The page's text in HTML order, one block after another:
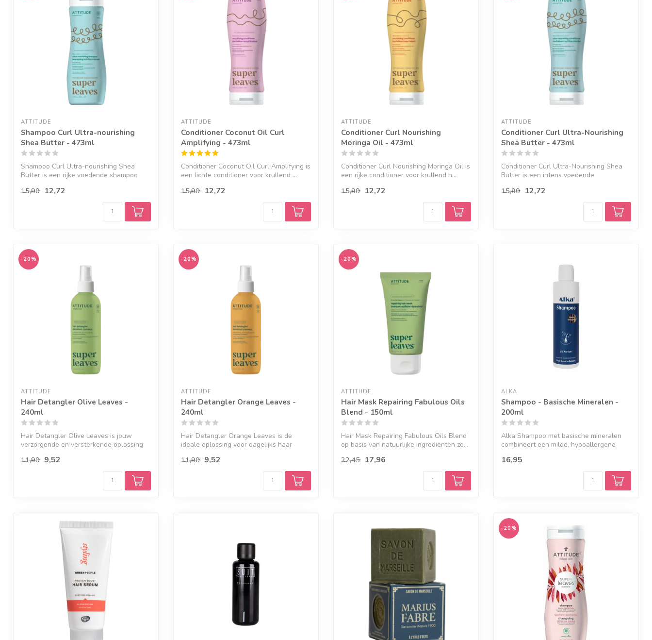
ATTITUDE
Shampoo Curl Ultra-nourishing
Shea Butter - 473ml
Shampoo Curl Ultra-nourishing Shea
Butter is een rijke voedende shampoo
15,90 12,72
ATTITUDE
Conditioner Coconut Oil Curl
Amplifying - 473ml
Conditioner Coconut Oil Curl Amplifying is
een lichte conditioner voor krullend ...
15,90 12,72
ATTITUDE
Conditioner Curl Nourishing
Moringa Oil - 473ml
Conditioner Curl Nourishing Moringa Oil is
een rijke conditioner voor krullend h...
15,90 12,72
ATTITUDE
Conditioner Curl Ultra-Nourishing
Shea Butter - 473ml
Conditioner Curl Ultra-Nourishing Shea
Butter is een intens voedende
15,90 12,72
-20%
ATTITUDE
Hair Detangler Olive Leaves -
240ml
Hair Detangler Olive Leaves is jouw
verzorgende en versterkende oplossing
11,90 9,52
-20%
ATTITUDE
Hair Detangler Orange Leaves -
240ml
Hair Detangler Orange Leaves is de
ideale oplossing voor dagelijks haar
11,90 9,52
-20%
ATTITUDE
Hair Mask Repairing Fabulous Oils
Blend - 150ml
Hair Mask Repairing Fabulous Oils Blend
op basis van natuurlijke ingrediënten zo...
22,45 17,96
ALKA
Shampoo - Basische Mineralen -
200ml
Alka Shampoo met basische mineralen
combineert een milde, hypoallergene
16,95
-20%